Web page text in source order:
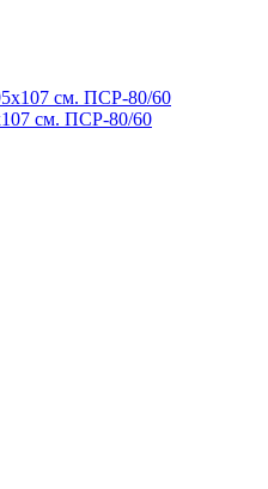
см. ПСР-80/60